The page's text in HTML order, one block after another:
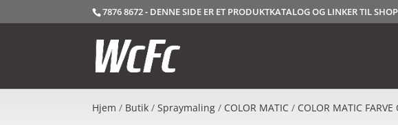
7876 8672 - DENNE SIDE ER ET PRODUKTKATALOG OG LINKER TIL
Hjem / Butik /Spraymaling / COLOR MATIC / COLOR MATIC FARVE